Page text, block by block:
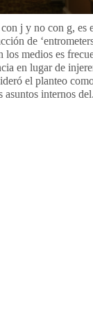
j y no con g, es
de
los medios es
en lugar de
el planteo
internos